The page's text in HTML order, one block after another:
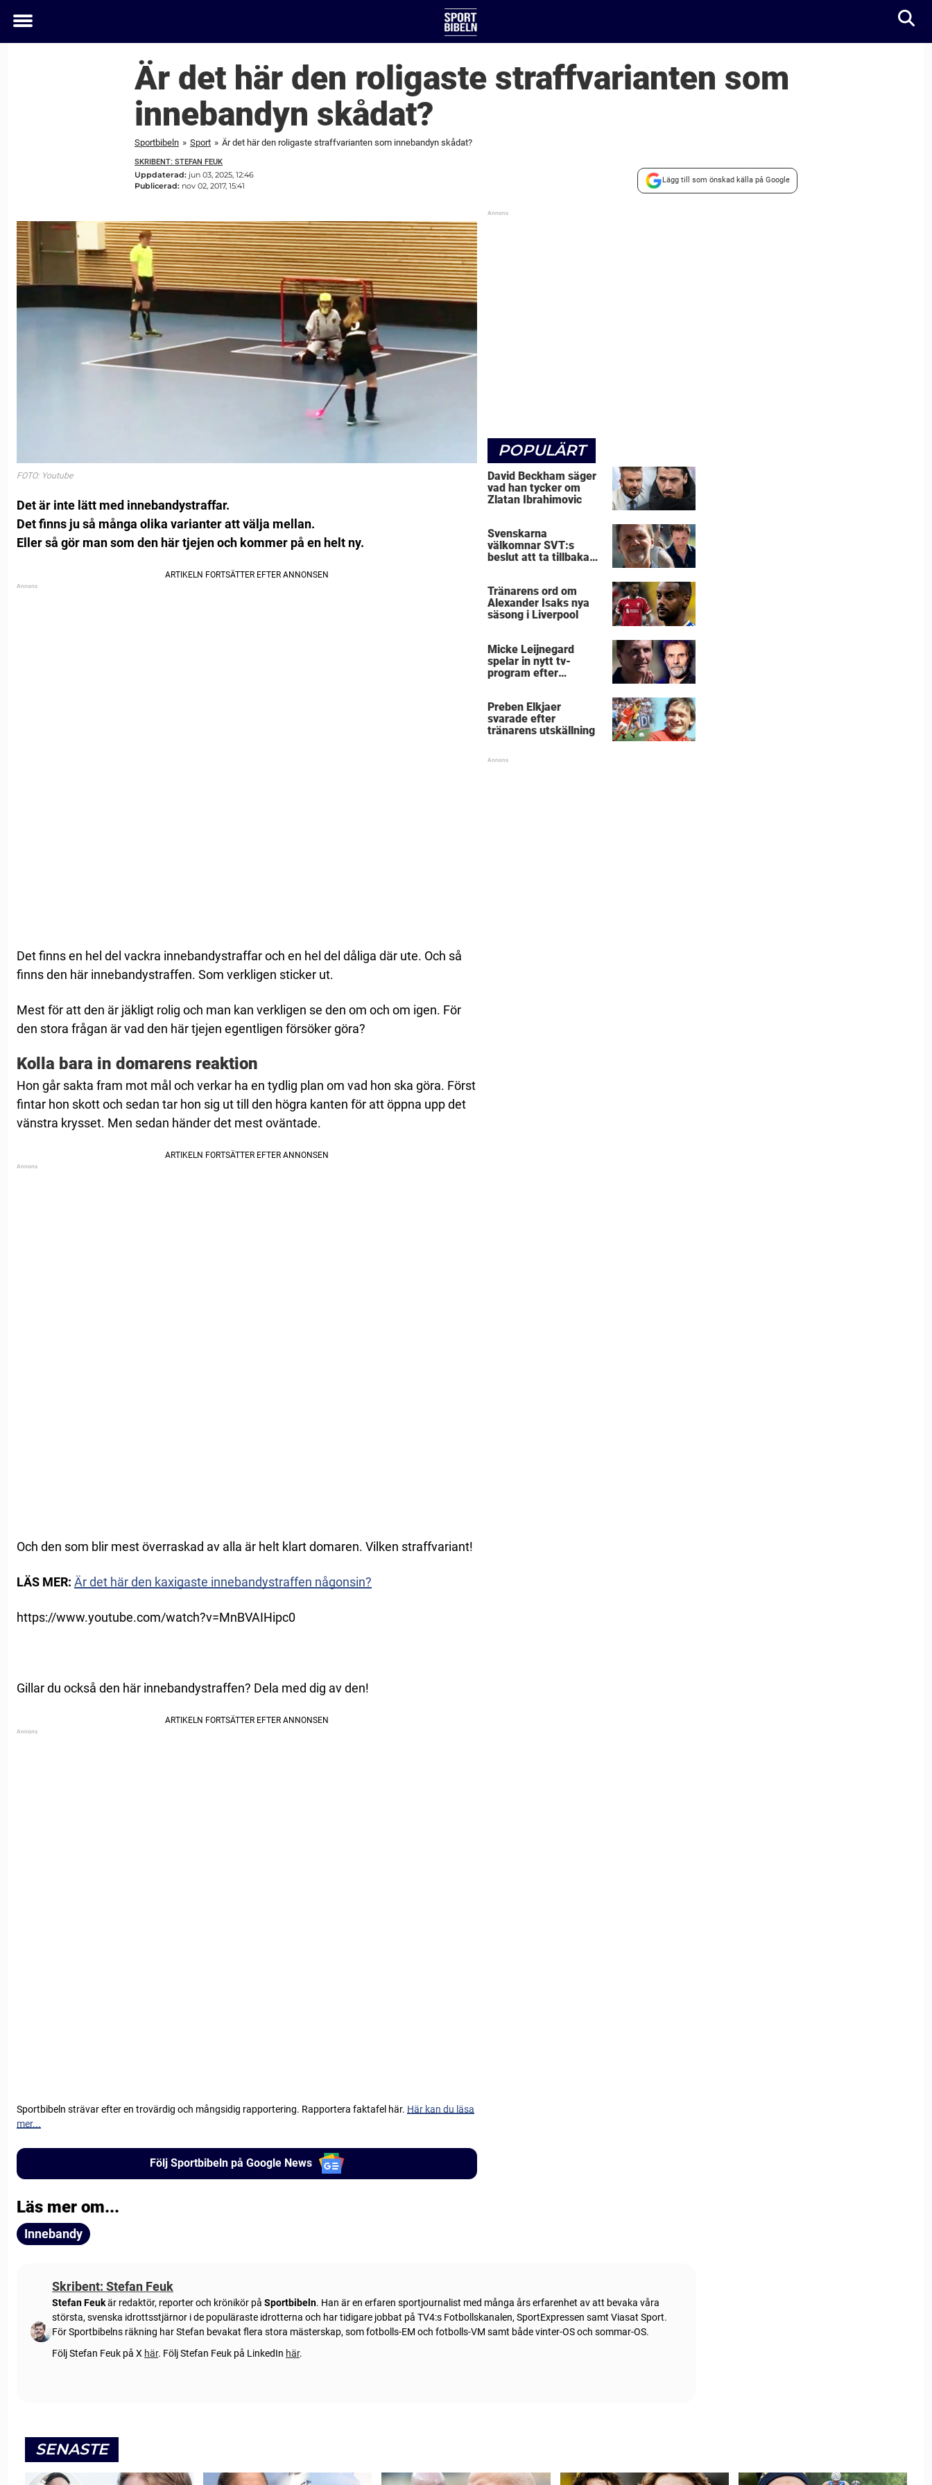
Toggle
Är det här den roligaste straffvarianten som
innebandyn skådat?
Sportbibeln » Sport » Är det här den roligaste straffvarianten som innebandyn skådat?
SKRIBENT: STEFAN FEUK
Uppdaterad: jun 03, 2025, 12:46
Publicerad: nov 02, 2017, 15:41
Lägg till som önskad källa på Google
FOTO: Youtube
Det är inte lätt med innebandystraffar.
Det finns ju så många olika varianter att välja mellan.
Eller så gör man som den här tjejen och kommer på en helt ny.
Det finns en hel del vackra innebandystraffar och en hel del dåliga där ute. Och så
finns den här innebandystraffen. Som verkligen sticker ut.
Mest för att den är jäkligt rolig och man kan verkligen se den om och om igen. För
den stora frågan är vad den här tjejen egentligen försöker göra?
Kolla bara in domarens reaktion
Hon går sakta fram mot mål och verkar ha en tydlig plan om vad hon ska göra. Först
fintar hon skott och sedan tar hon sig ut till den högra kanten för att öppna upp det
vänstra krysset. Men sedan händer det mest oväntade.
Och den som blir mest överraskad av alla är helt klart domaren. Vilken straffvariant!
LÄS MER: Är det här den kaxigaste innebandystraffen någonsin?
https://www.youtube.com/watch?v=MnBVAIHipc0
Gillar du också den här innebandystraffen? Dela med dig av den!
Sportbibeln strävar efter en trovärdig och mångsidig rapportering. Rapportera faktafel här. Här kan du läsa
mer...
Följ Sportbibeln på Google News
POPULÄRT
David Beckham säger
vad han tycker om
Zlatan Ibrahimovic
Svenskarna
välkomnar SVT:s
beslut att ta tillbaka
Tränarens ord om
Alexander Isaks nya
säsong i Liverpool
Micke Leijnegard
spelar in nytt tv-
program efter
Preben Elkjaer
svarade efter
tränarens utskällning
Läs mer om...
Innebandy
Skribent: Stefan Feuk
Stefan Feukär redaktör, reporter och krönikör påSportbibeln. Han är en erfaren sportjournalist med många års erfarenhet av att bevaka våra
största, svenska idrottsstjärnor i de populäraste idrotterna och har tidigare jobbat på TV4:s Fotbollskanalen, SportExpressen samt Viasat Sport.
För Sportbibelns räkning har Stefan bevakat flera stora mästerskap, som fotbolls-EM och fotbolls-VM samt både vinter-OS och sommar-OS.
Följ Stefan Feuk på X här. Följ Stefan Feuk på LinkedIn här.
SENASTE